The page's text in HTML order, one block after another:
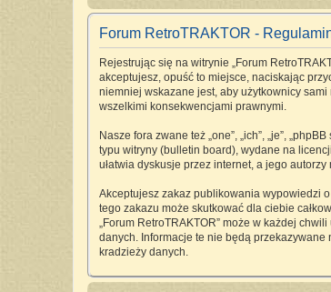
Forum RetroTRAKTOR -
Rejestrując się na witrynie „Forum
akceptujesz, opuść to miejsce, naciskając
niemniej wskazane jest, aby użytkownicy
wszelkimi konsekwencjami prawnymi.
Nasze fora zwane też „one”, „ich”, „je”,
typu witryny (bulletin board), wydane na
ułatwia dyskusje przez internet, a jego
Akceptujesz zakaz publikowania wypowiedzi
tego zakazu może skutkować dla ciebie
„Forum RetroTRAKTOR” może w każdej
danych. Informacje te nie będą przekazywane
kradzieży danych.